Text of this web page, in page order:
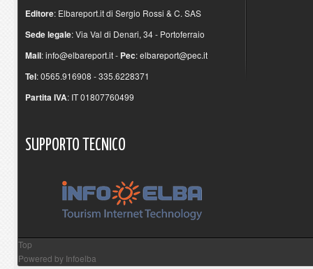
Editore: Elbareport.it di Sergio Rossi & C. SAS
Sede legale: Via Val di Denari, 34 - Portoferraio
Mail:info@elbareport.it- Pec:elbareport@pec.it
Tel: 0565.916908 - 335.6228371
Partita IVA: IT 01807760499
SUPPORTO TECNICO
Top
Powered by Infoelba